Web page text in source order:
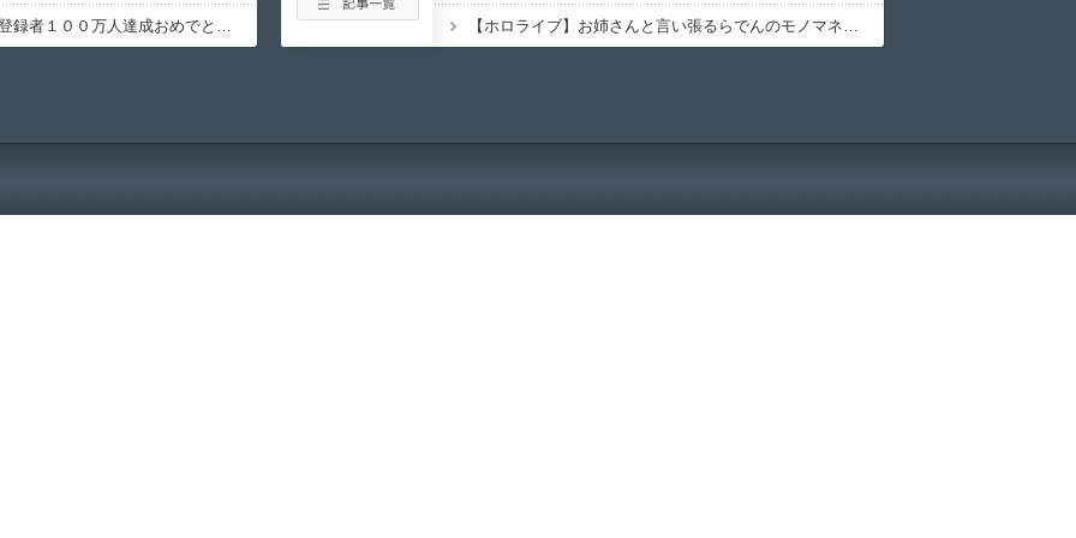
【ホロライブ】ルイ、登録者１００万人達成おめでとう！！ 【ホロライブ】お姉さんと言い張るらでんのモノマネが似てるラプ様